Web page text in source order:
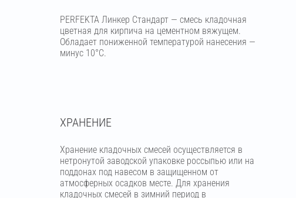
PERFEKTA Линкер Стандарт — смесь кладочная
цветная для кирпича на цементном вяжущем.
Обладает пониженной температурой нанесения —
минус 10°С.
ХРАНЕНИЕ
Хранение кладочных смесей осуществляется в
нетронутой заводской упаковке россыпью или на
поддонах под навесом в защищенном от
атмосферных осадков месте. Для хранения
кладочных смесей в зимний период в